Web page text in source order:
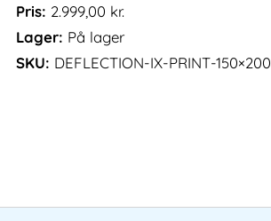
Pris: 2.999,00 kr.
Lager: På lager
SKU: DEFLECTION-IX-PRINT-150×200